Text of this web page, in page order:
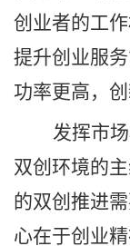
创业者的工
提升创业服
功率更高，创
发挥市
双创环境的
的双创推进
心在于创业